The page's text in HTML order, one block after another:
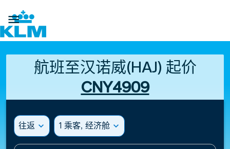

航班至汉诺威(HAJ) 起价
CNY4909
往返 expand_more 1 乘客, 经济舱 expand_more